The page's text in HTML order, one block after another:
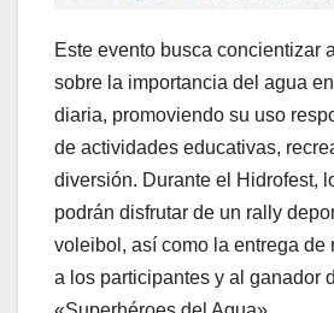
Este evento busca concientizar
sobre la importancia del agua
diaria, promoviendo su uso
de actividades educativas,
diversión. Durante el Hidrofest,
podrán disfrutar de un rally
voleibol, así como la entrega de
a los participantes y al ganador